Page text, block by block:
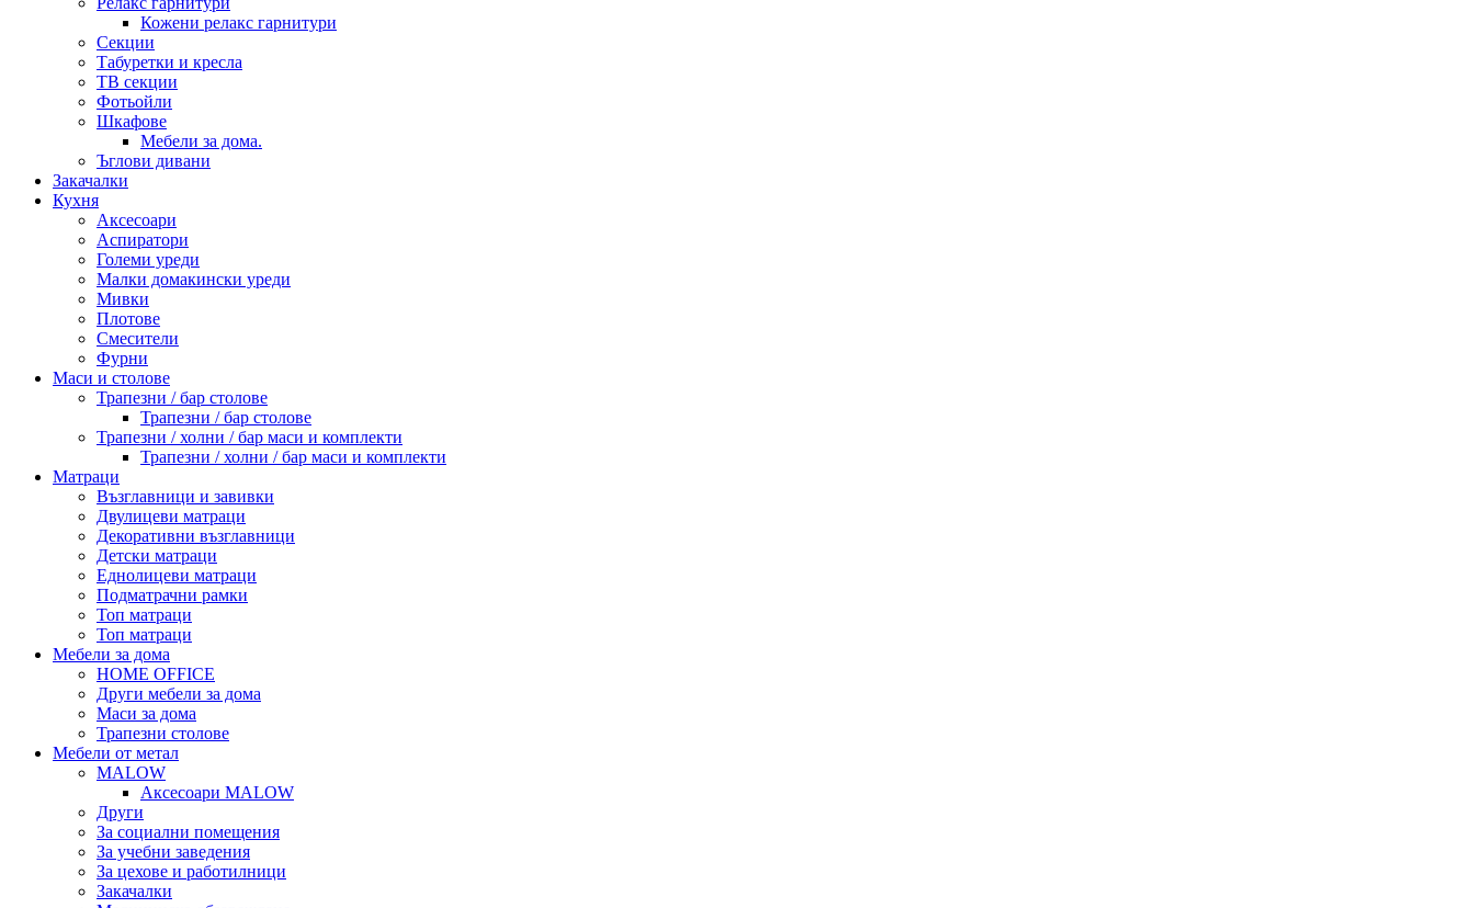
Кожени релакс гарнитури
Секции
Табуретки и кресла
ТВ секции
Фотьойли
Шкафове
Мебели за дома.
Ъглови дивани
Закачалки
Кухня
Аксесоари
Аспиратори
Големи уреди
Малки домакински уреди
Мивки
Плотове
Смесители
Фурни
Маси и столове
Трапезни / бар столове
Трапезни / бар столове
Трапезни / холни / бар маси и комплекти
Трапезни / холни / бар маси и комплекти
Матраци
Възглавници и завивки
Двулицеви матраци
Декоративни възглавници
Детски матраци
Еднолицеви матраци
Подматрачни рамки
Топ матраци
Топ матраци
Мебели за дома
HOME OFFICE
Други мебели за дома
Маси за дома
Трапезни столове
Мебели от метал
MALOW
Аксесоари MALOW
Други
За социални помещения
За учебни заведения
За цехове и работилници
Закачалки